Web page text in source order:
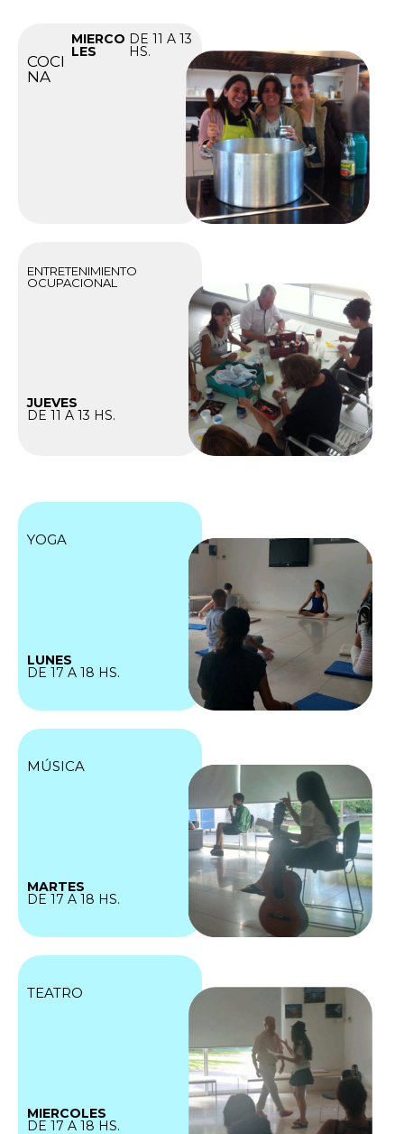
COCI
NA
MIERCO
LES
DE 11 A 13
HS.
ENTRETENIMIENTO
OCUPACIONAL
JUEVES
DE 11 A 13 HS.
YOGA
LUNES
DE 17 A 18 HS.
MÚSICA
MARTES
DE 17 A 18 HS.
TEATRO
MIERCOLES
DE 17 A 18 HS.